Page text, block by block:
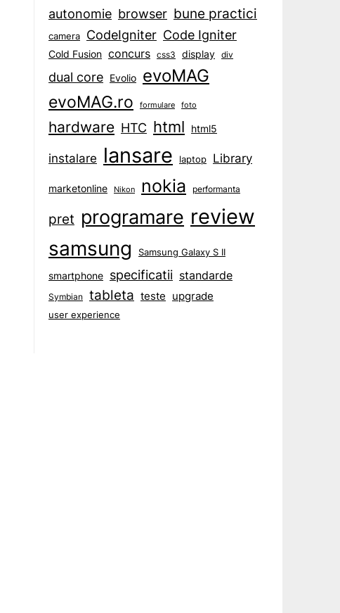
autonomie browser bune practici
camera CodeIgniter Code Igniter
Cold Fusion concurs css3 display div
dual core Evolio evoMAG
evoMAG.ro formulare foto
hardware HTC html html5
instalare lansare laptop Library
marketonline Nikon nokia performanta
pret programare review
samsung Samsung Galaxy S II
smartphone specificatii standarde
Symbian tableta teste upgrade
user experience